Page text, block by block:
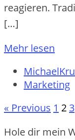
reagieren.
[…]
Mehr lesen
Marketing
« Previous 1 2 3
Hole dir mein